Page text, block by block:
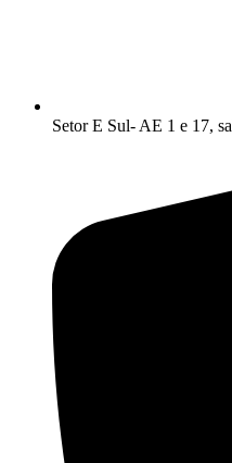
Setor E Sul- AE 1 e 17,